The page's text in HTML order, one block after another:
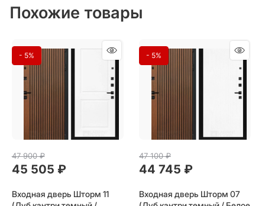
Похожие товары
- 5%
47 900 ₽
45 505 ₽
Входная дверь Шторм 11
- 5%
47 100 ₽
44 745 ₽
Входная дверь Шторм 07